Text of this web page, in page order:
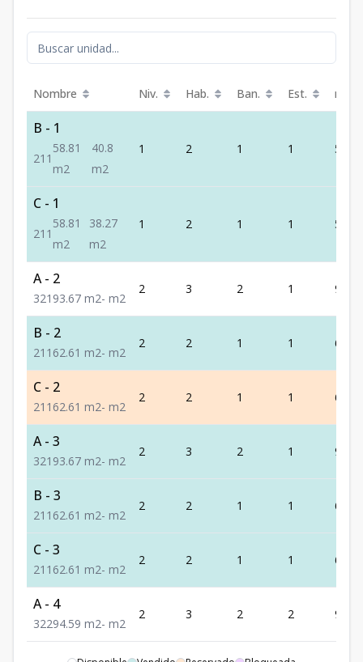
Nombre Niv. Hab. Ban. Est. m²
B - 1
21 1
58.81
m2
40.8
m2
1 2 1 1 58.81
C - 1
21 1
58.81
m2
38.27
m2
1 2 1 1 58.81
A - 2
321 93.67 m2- m2
2 3 2 1 93.67
B - 2
21 1 62.61 m2- m2
2 2 1 1 62.61
C - 2
21 1 62.61 m2- m2
2 2 1 1 62.61
A - 3
321 93.67 m2- m2
2 3 2 1 93.67
B - 3
21 1 62.61 m2- m2
2 2 1 1 62.61
C - 3
21 1 62.61 m2- m2
2 2 1 1 62.61
A - 4
32294.59 m2- m2
2 3 2 2 94.59